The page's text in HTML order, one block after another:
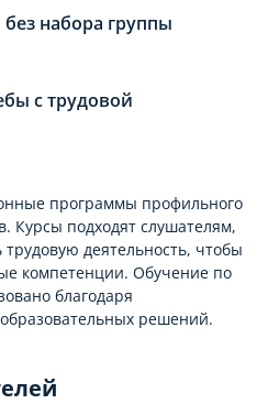
набора группы
с трудовой
программы профильного
Курсы подходят слушателям,
деятельность, чтобы
компетенции. Обучение по
благодаря
решений.